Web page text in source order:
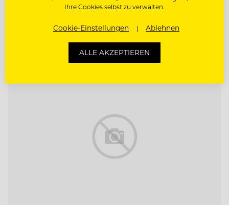
Entdecke alle Jobs
Ihre Cookies selbst zu verwalten.
Cookie-Einstellungen Ablehnen
ALLE AKZEPTIEREN